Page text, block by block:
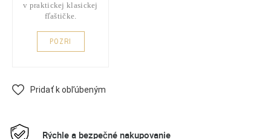
v praktickej klasickej
fľaštičke.
POZRI
Pridať k obľúbeným
Rýchle a bezpečné nakupovanie